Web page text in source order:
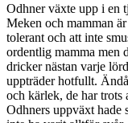
Odhner växte upp i en
Meken och mamman
tolerant och att inte
ordentlig mamma men
dricker nästan varje
uppträder hotfullt.
och kärlek, de har trots
Odhners uppväxt hade